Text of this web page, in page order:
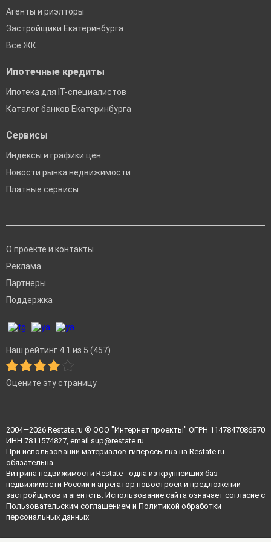
Агенты и риэлторы
Застройщики Екатеринбурга
Все ЖК
Ипотечные кредиты
Ипотека для IT-специалистов
Каталог банков Екатеринбурга
Сервисы
Индексы и графики цен
Новости рынка недвижимости
Платные сервисы
О проекте и контакты
Реклама
Партнеры
Поддержка
Наш рейтинг 4.1 из 5 (457)
Оцените эту страницу
2004—2026 Restate.ru ® ООО "Интернет проекты" ОГРН 1147847086870
ИНН 7811574827, email sup@restate.ru
При использовании материалов гиперссылка на Restate.ru
обязательна.
Витрина недвижимости Restate - одна из крупнейших баз
недвижимости России и агрегатор новостроек и предложений
застройщиков и агентств. Использование сайта означает согласие с
Пользовательским соглашением и Политикой обработки
персональных данных